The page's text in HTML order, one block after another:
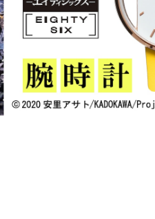
ゼ モデル 〜 13,600円＋税(14,690円)
¥14,960